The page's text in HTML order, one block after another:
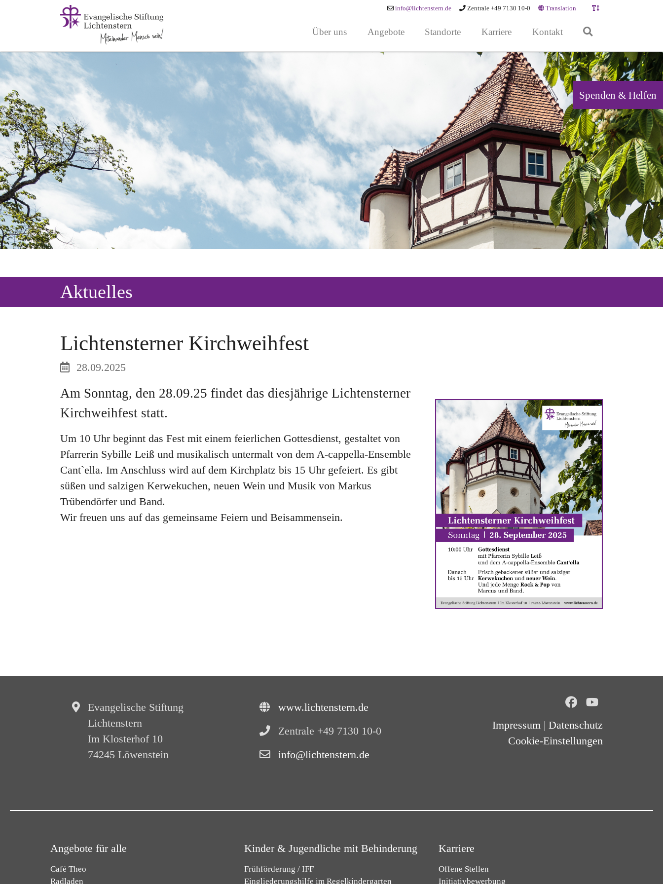
Zum Hauptinhalt springen
Über uns Angebote Standorte Karriere Kontakt
info@lichtenstern.de Zentrale +49 7130 10-0 Translation
Spenden & Helfen
Aktuelles
Lichtensterner Kirchweihfest
28.09.2025
Am Sonntag, den 28.09.25 findet das diesjährige Lichtensterner
Kirchweihfest statt.
Um 10 Uhr beginnt das Fest mit einem feierlichen Gottesdienst, gestaltet von
Pfarrerin Sybille Leiß und musikalisch untermalt von dem A-cappella-Ensemble
Cant`ella. Im Anschluss wird auf dem Kirchplatz bis 15 Uhr gefeiert. Es gibt
süßen und salzigen Kerwekuchen, neuen Wein und Musik von Markus
Trübendörfer und Band.
Wir freuen uns auf das gemeinsame Feiern und Beisammensein.
Evangelische Stiftung
Lichtenstern
Im Klosterhof 10
74245 Löwenstein
www.lichtenstern.de
Zentrale +49 7130 10-0
info@lichtenstern.de
Impressum | Datenschutz
Cookie-Einstellungen
Angebote für alle
Café Theo
Radladen
Kinder & Jugendliche mit Behinderung
Frühförderung / IFF
Eingliederungshilfe im Regelkindergarten
Karriere
Offene Stellen
Initiativbewerbung